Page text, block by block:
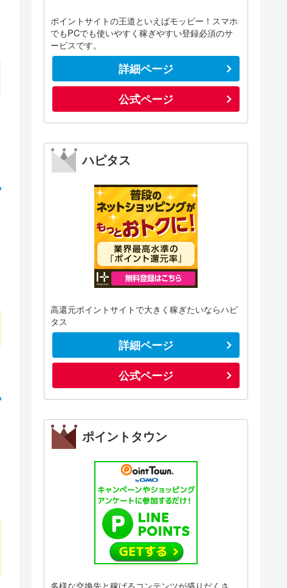
ポイントサイトの王道といえばモッピー！スマホ
でもPCでも使いやすく稼ぎやすい登録必須のサ
ービスです。
詳細ページ
公式ページ
ハピタス
高還元ポイントサイトで大きく稼ぎたいならハピ
タス
詳細ページ
公式ページ
ポイントタウン
多様な交換先と稼げるコンテンツが盛りだくさ